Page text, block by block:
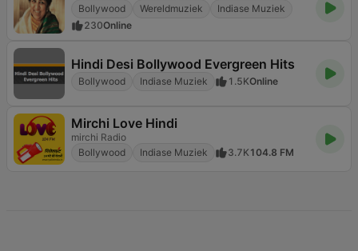
Bollywood Wereldmuziek
Indiase Muziek
230Online
Hindi Desi Bollywood Evergreen Hits
Bollywood Indiase Muziek 1.5KOnline
Mirchi Love Hindi
mirchi Radio
Bollywood
Indiase Muziek 3.7K104.8 FM